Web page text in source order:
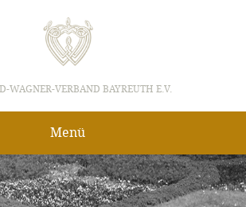
WAGNER-VERBAND BAYREUTH E.V.
Menü